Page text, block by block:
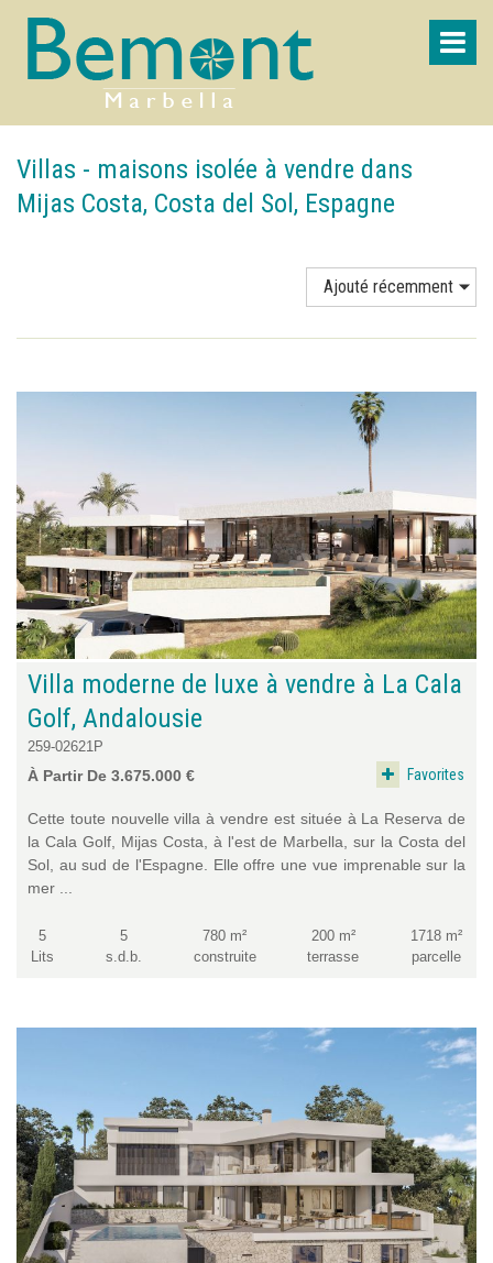
Villas - maisons isolée à vendre dans
Mijas Costa, Costa del Sol, Espagne
Ajouté récemment
Villa moderne de luxe à vendre à La Cala
Golf, Andalousie
259-02621P
À Partir De 3.675.000 € Favorites
Cette toute nouvelle villa à vendre est située à La Reserva de
la Cala Golf, Mijas Costa, à l'est de Marbella, sur la Costa del
Sol, au sud de l'Espagne. Elle offre une vue imprenable sur la
mer ...
5
Lits
5
s.d.b.
780 m²
construite
200 m²
terrasse
1718 m²
parcelle